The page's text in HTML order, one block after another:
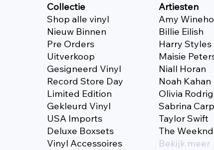
Collectie
Shop alle vinyl
Nieuw Binnen
Pre Orders
Uitverkoop
Gesigneerd Vinyl
Record Store Day
Limited Edition
Gekleurd Vinyl
USA Imports
Deluxe Boxsets
Vinyl Accessoires
Artiesten
Amy
Billie Eilish
Harry Styles
Maisie
Niall Horan
Noah Kahan
Olivia
Sabrina
Taylor Swift
The Weeknd
Bekijk meer